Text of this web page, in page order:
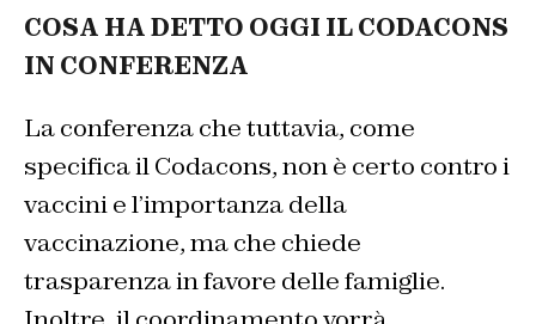
COSA HA DETTO OGGI IL CODACONS
IN CONFERENZA
La conferenza che tuttavia, come
specifica il Codacons, non è certo contro i
vaccini e l’importanza della
vaccinazione, ma che chiede
trasparenza in favore delle famiglie.